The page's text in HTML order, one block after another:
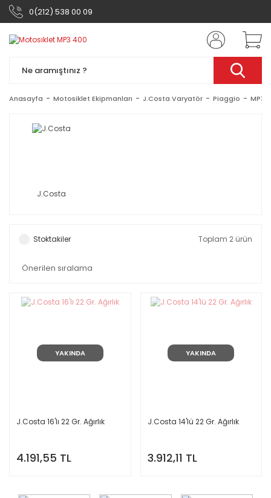
0(212) 538 00 09
Anasayfa Motosiklet Ekipmanları J.Costa Varyatör Piaggio MP3
J.Costa
Stoktakiler Toplam 2 ürün
YAKINDA
J.Costa 16'lı 22 Gr. Ağırlık
4.191,55 TL
YAKINDA
J.Costa 14'lü 22 Gr. Ağırlık
3.912,11 TL